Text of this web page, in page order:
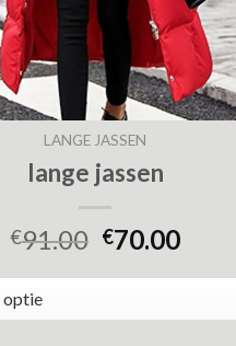
LANGE JASSEN
lange jassen
€91.00 €70.00